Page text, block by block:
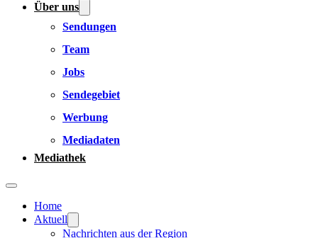
Über uns
Sendungen
Team
Jobs
Sendegebiet
Werbung
Mediadaten
Mediathek
Home
Aktuell
Nachrichten aus der Region